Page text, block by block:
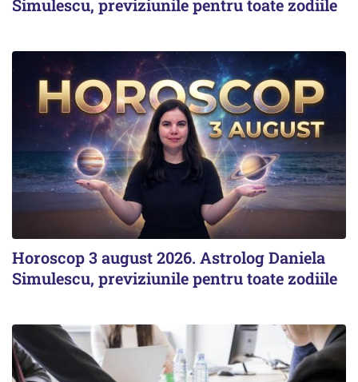
Simulescu, previziunile pentru toate zodiile
Horoscop 3 august 2026. Astrolog Daniela
Simulescu, previziunile pentru toate zodiile